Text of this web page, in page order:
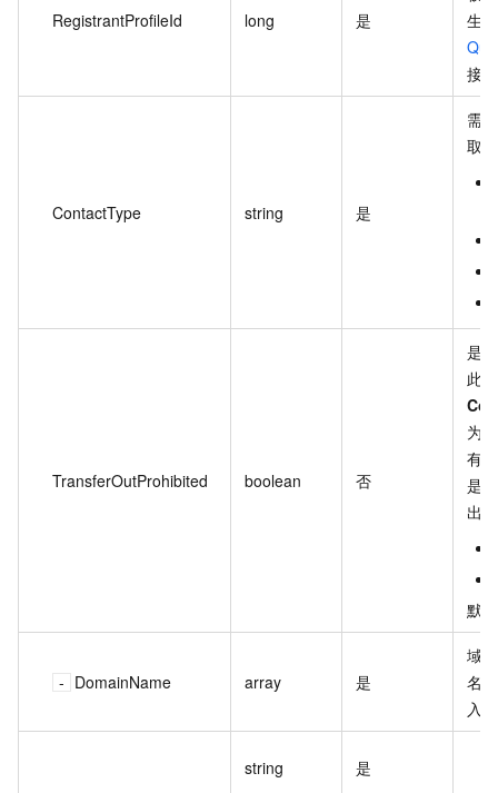
RegistrantProfileId long 是
生
接
ContactType string 是
需
取
TransferOutProhibited boolean 否
是
此
为
有
是
出
默
DomainName array 是
域
名
入。
string 是